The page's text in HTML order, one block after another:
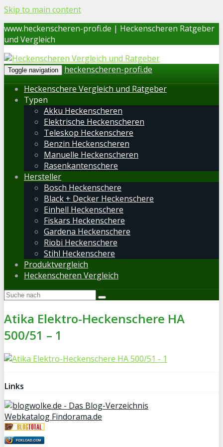
Skip to main content
www.heckenscheren-profi.de | Heckenscheren Ratgeber
und Vergleich
Toggle navigation
heckenscheren-profi.de
Heckenschere Vergleich und Ratgeber
Typen
Akku Heckenscheren
Elektrische Heckenscheren
Teleskop Heckenschere
Benzin Heckenscheren
Manuelle Heckenscheren
Rasenkantenschere
Hersteller
Bosch Heckenschere
Black + Decker Heckenschere
Einhell Heckenschere
Fiskars Heckenschere
Gardena Heckenschere
Riobi Heckenschere
Stihl Heckenschere
Produktvergleich
Heckenscheren Vergleich
Atika Elektro-Heckenschere HA
500/51 – 1
Links
Webkatalog Findorama.de
FOXLOAD.COM